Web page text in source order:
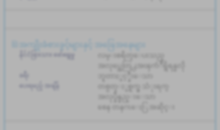
အကျိုးခံစားခွင့်များနှင့် အခြေအနေများ
နိုင်ငံခြားသား ဖော်ရွေမှု
လမ္းစရိတ္ေပးသည္
အလုပ္အေတြ႕အၾကံဳရွိရန္မလို
ခရီး
ပေးရမည့် အချိန်
တစ္ပတ္ႏွစ္ရက္မွ သံုးရက္
အလုပ္ခ်ိန္နည္းေသာ
စေန တနဂၤေႏြ အဆိုင္း